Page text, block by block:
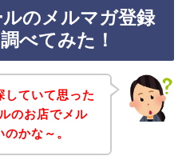
のメルマガ登録
べてみた！
していて思った
のお店でメル
かな～。